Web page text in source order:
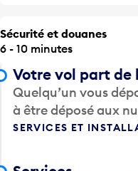
6 - 10 minutes
Votre vol part de
Quelqu’un vous
à être déposé aux
SERVICES ET